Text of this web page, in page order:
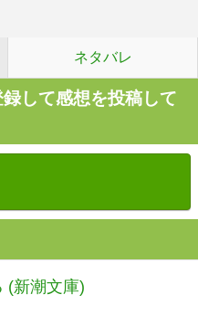
ネタバレ
して感想を投稿して
(新潮文庫)